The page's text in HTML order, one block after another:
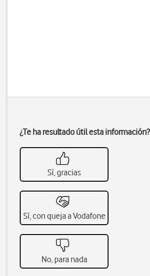
¿Te ha resultado útil esta información?
Sí, gracias
Sí, con queja a Vodafone
No, para nada